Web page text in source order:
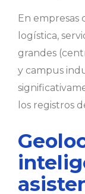
En empresas
logística,
grandes
y campus
los registros